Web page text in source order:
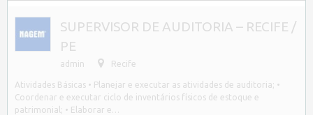
SUPERVISOR DE AUDITORIA – RECIFE /
PE
admin Recife
Atividades Básicas • Planejar e executar as atividades de auditoria; •
Coordenar e executar ciclo de inventários físicos de estoque e
patrimonial; • Elaborar e…